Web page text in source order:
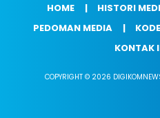
HOME HISTORI
PEDOMAN MEDIA
KONTAK
COPYRIGHT © 2026